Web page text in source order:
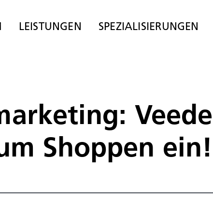
LEISTUNGEN SPEZIALISIERUNGEN
Shoppen